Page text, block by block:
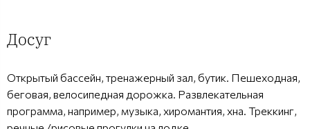
Досуг
Открытый бассейн, тренажерный зал, бутик. Пешеходная,
беговая, велосипедная дорожка. Развлекательная
программа, например, музыка, хиромантия, хна. Треккинг,